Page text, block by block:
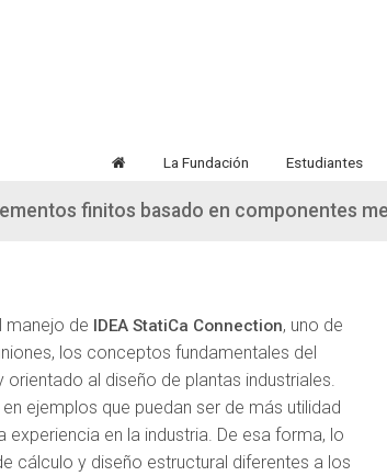
La Fundación Estudiantes
finitos basado en componentes
manejo de IDEA StatiCa Connection, uno de
los conceptos fundamentales del
al diseño de plantas industriales.
ejemplos que puedan ser de más utilidad
en la industria. De esa forma, lo
cálculo y diseño estructural diferentes a los